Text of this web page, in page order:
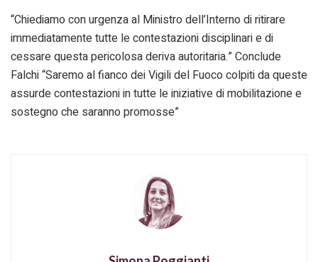
“Chiediamo con urgenza al Ministro dell’Interno di ritirare
immediatamente tutte le contestazioni disciplinari e di
cessare questa pericolosa deriva autoritaria.” Conclude
Falchi “Saremo al fianco dei Vigili del Fuoco colpiti da queste
assurde contestazioni in tutte le iniziative di mobilitazione e
sostegno che saranno promosse”